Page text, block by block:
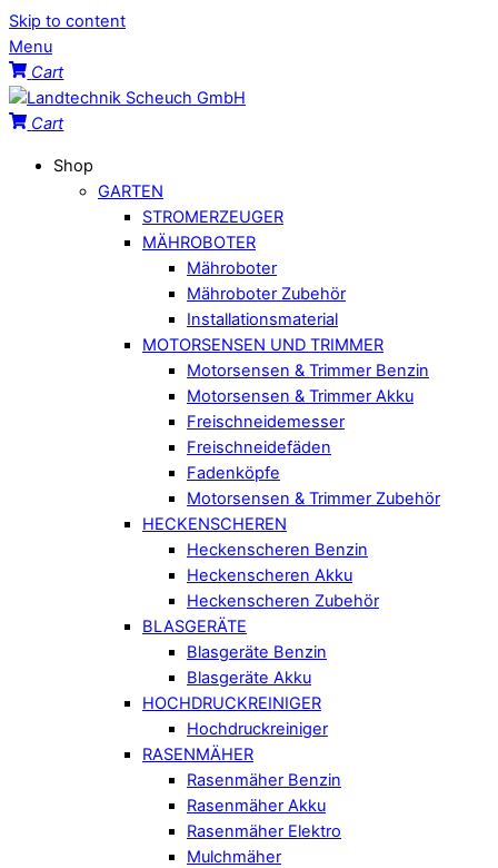
Skip to content
Menu
Cart
Cart
Shop
GARTEN
STROMERZEUGER
MÄHROBOTER
Mähroboter
Mähroboter Zubehör
Installationsmaterial
MOTORSENSEN UND TRIMMER
Motorsensen & Trimmer Benzin
Motorsensen & Trimmer Akku
Freischneidemesser
Freischneidefäden
Fadenköpfe
Motorsensen & Trimmer Zubehör
HECKENSCHEREN
Heckenscheren Benzin
Heckenscheren Akku
Heckenscheren Zubehör
BLASGERÄTE
Blasgeräte Benzin
Blasgeräte Akku
HOCHDRUCKREINIGER
Hochdruckreiniger
RASENMÄHER
Rasenmäher Benzin
Rasenmäher Akku
Rasenmäher Elektro
Mulchmäher